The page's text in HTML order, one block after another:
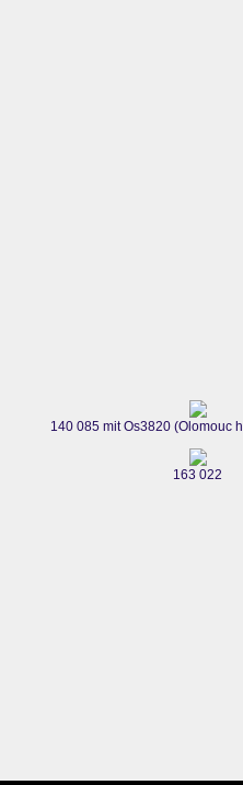
140 085 mit Os3820 (Olomouc
163 022